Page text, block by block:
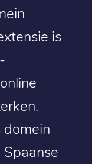
is
domein